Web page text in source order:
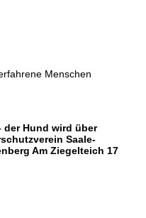
Menschen
der Hund wird über
Saale-
Am Ziegelteich 17